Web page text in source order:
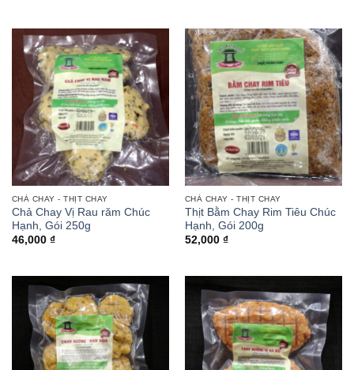
CHẢ CHAY - THỊT CHAY
Chả Chay Vị Rau răm Chúc
Hạnh, Gói 250g
46,000 ₫
CHẢ CHAY - THỊT CHAY
Thịt Bằm Chay Rim Tiêu Chúc
Hạnh, Gói 200g
52,000 ₫